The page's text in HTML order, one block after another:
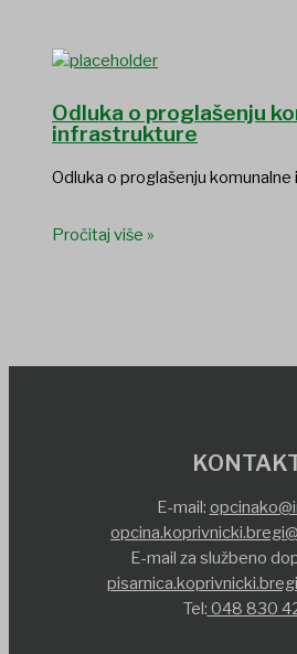
Odluka o proglašenju
infrastrukture
Odluka o proglašenju
Pročitaj više »
E-mail:
E-mail za službeno
Tel: 048 830